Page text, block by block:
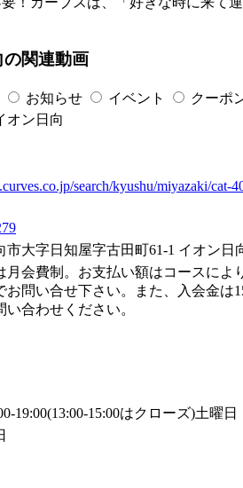
の関連動画
お知らせ イベント
クーポ
オン日向
search/kyushu/miyazaki/cat-
市大字日知屋字古田町61-1 イオン日
月会費制。お支払い額はコースによ
お問い合せ下さい。また、入会金は
い合わせください。
19:00(13:00-15:00はクローズ)土曜